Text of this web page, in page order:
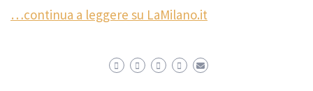
…continua a leggere su LaMilano.it